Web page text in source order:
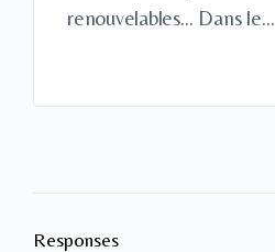
renouvelables… Dans le…
Responses